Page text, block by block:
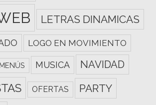
LETRAS DINAMICAS
LOGO EN MOVIMIENTO
MENÚS MUSICA NAVIDAD
OFERTAS PARTY